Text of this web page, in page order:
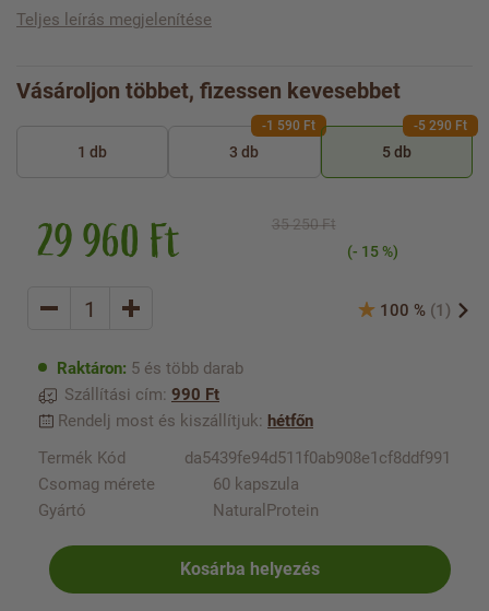
Teljes leírás megjelenítése
Vásároljon többet, fizessen kevesebbet
1 db 3 db
-1 590 Ft
5 db
-5 290 Ft
100 % (1)
(- 15 %)
35 250 Ft
29 960 Ft
Raktáron: 5 és több darab
Szállítási cím: 990 Ft
Rendelj most és kiszállítjuk: hétfőn
Termék Kód
da5439fe94d511f0ab908e1cf8ddf991
Csomag mérete
60 kapszula
Gyártó
NaturalProtein
Kosárba helyezés